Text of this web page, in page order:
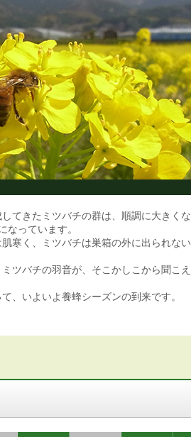
てきたミツバチの群は、順調に大きくな
なっています。
寒く、ミツバチは巣箱の外に出られない
ツバチの羽音が、そこかしこから聞こえ
、いよいよ養蜂シーズンの到来です。